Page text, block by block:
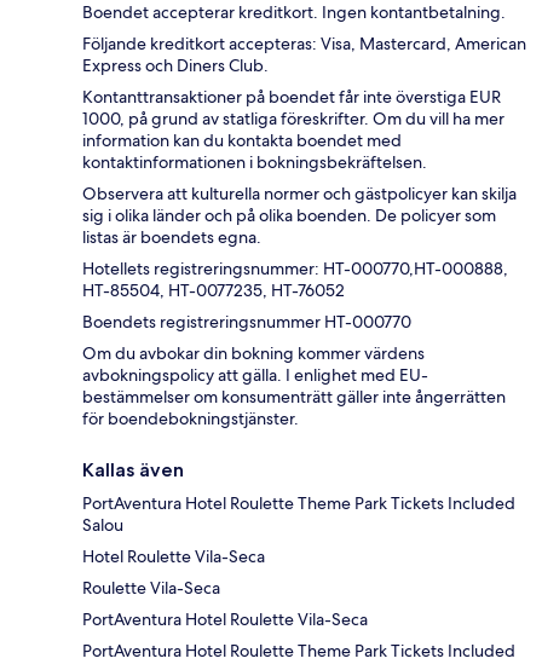
Boendet accepterar kreditkort. Ingen kontantbetalning.
Följande kreditkort accepteras: Visa, Mastercard, American
Express och Diners Club.
Kontanttransaktioner på boendet får inte överstiga EUR
1000, på grund av statliga föreskrifter. Om du vill ha mer
information kan du kontakta boendet med
kontaktinformationen i bokningsbekräftelsen.
Observera att kulturella normer och gästpolicyer kan skilja
sig i olika länder och på olika boenden. De policyer som
listas är boendets egna.
Hotellets registreringsnummer: HT-000770,HT-000888,
HT-85504, HT-0077235, HT-76052
Boendets registreringsnummer HT-000770
Om du avbokar din bokning kommer värdens
avbokningspolicy att gälla. I enlighet med EU-
bestämmelser om konsumenträtt gäller inte ångerrätten
för boendebokningstjänster.
Kallas även
PortAventura Hotel Roulette Theme Park Tickets Included
Salou
Hotel Roulette Vila-Seca
Roulette Vila-Seca
PortAventura Hotel Roulette Vila-Seca
PortAventura Hotel Roulette Theme Park Tickets Included